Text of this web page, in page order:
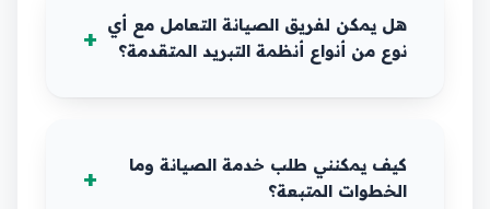
هل يمكن لفريق الصيانة التعامل مع أي
نوع من أنواع أنظمة التبريد المتقدمة؟
كيف يمكنني طلب خدمة الصيانة وما
الخطوات المتبعة؟